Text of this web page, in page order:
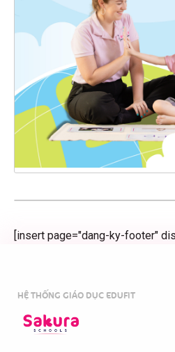
[insert page="dang-ky-footer"
HỆ THỐNG GIÁO DỤC EDUFIT